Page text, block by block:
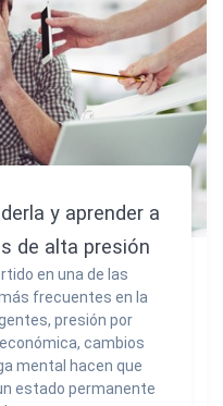
y aprender a
de alta presión
en una de las
frecuentes en la
presión por
cambios
mental hacen que
estado permanente